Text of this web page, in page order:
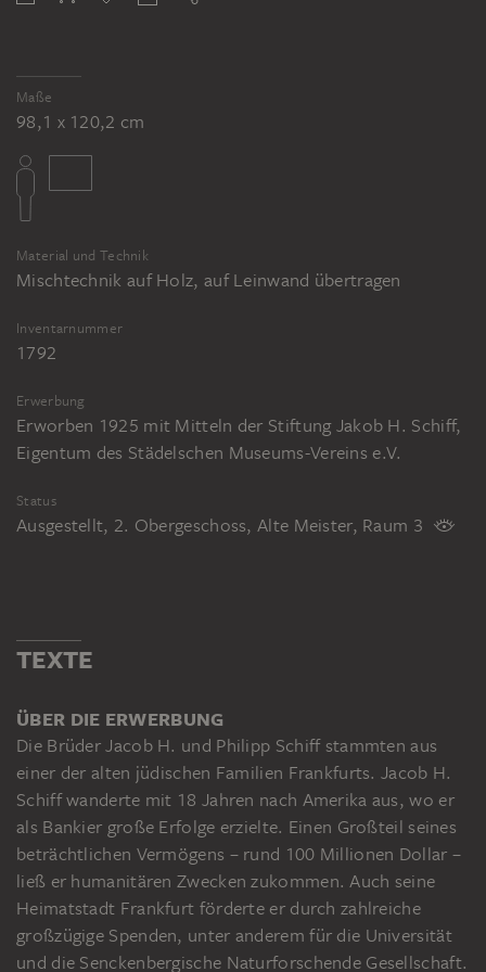
um 1400-1410 (?), Mischtechnik auf
Meister des Nürnberger Marienaltars:
Geißelung Christi (Flügelaußenseite); um
Meister des Nürnberger Marienaltars:
Bethlehemitischer Kindermord
cm, Inv.-Nr. Gm114, Germanisches
Maße
98,1 x 120,2 cm
Material und Technik
Mischtechnik auf Holz, auf Leinwand übertragen
Inventarnummer
1792
Erwerbung
Erworben 1925 mit Mitteln der Stiftung Jakob H. Schiff,
Eigentum des Städelschen Museums-Vereins e.V.
Status
Ausgestellt, 2. Obergeschoss, Alte Meister, Raum 3
TEXTE
ÜBER DIE ERWERBUNG
Die Brüder Jacob H. und Philipp Schiff stammten aus
einer der alten jüdischen Familien Frankfurts. Jacob H.
Schiff wanderte mit 18 Jahren nach Amerika aus, wo er
als Bankier große Erfolge erzielte. Einen Großteil seines
beträchtlichen Vermögens – rund 100 Millionen Dollar –
ließ er humanitären Zwecken zukommen. Auch seine
Heimatstadt Frankfurt förderte er durch zahlreiche
großzügige Spenden, unter anderem für die Universität
und die Senckenbergische Naturforschende Gesellschaft.